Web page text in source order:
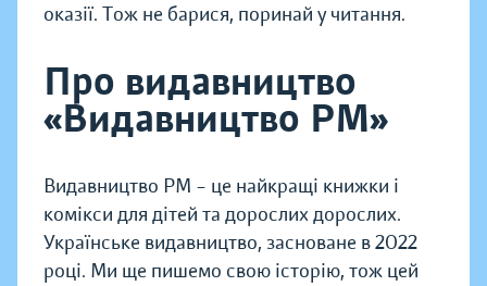
оказії. Тож не барися, поринай у читання.
Про видавництво
«Видавництво РМ»
Видавництво РМ – це найкращі книжки і
комікси для дітей та дорослих дорослих.
Українське видавництво, засноване в 2022
році. Ми ще пишемо свою історію, тож цей